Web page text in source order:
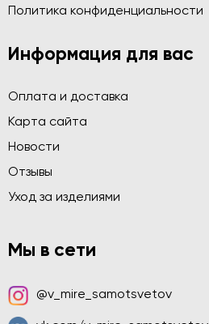
Политика конфиденциальности
Информация для вас
Оплата и доставка
Карта сайта
Новости
Отзывы
Уход за изделиями
Мы в сети
@v_mire_samotsvetov